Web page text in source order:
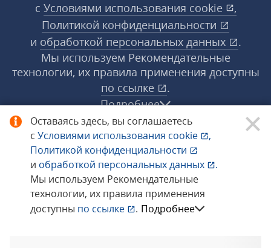
Оставаясь здесь, вы соглашаетесь
с Условиями использования cookie
,
Политикой конфиденциальности
и обработкой персональных данных
.
Мы используем Рекомендательные
технологии, их правила применения
доступны по ссылке . Подробнее
с Условиями использования cookie
,
Политикой конфиденциальности
и обработкой персональных данных
.
Мы используем Рекомендательные
технологии, их правила применения доступны
по ссылке
.
Подробнее
© 1998−2026 «1С‑Рарус» ®. Все права
защищены.
Сообщить об ошибке